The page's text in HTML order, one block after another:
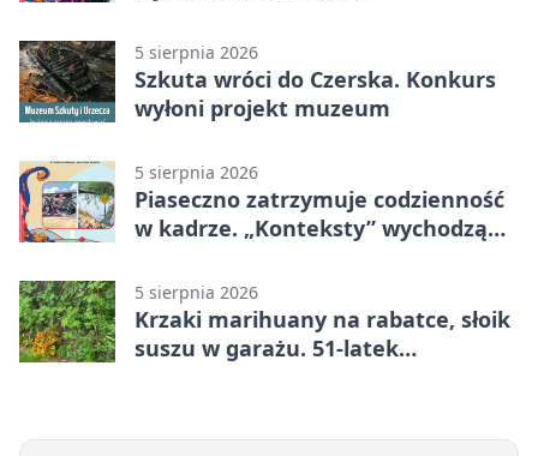
5 sierpnia 2026
Szkuta wróci do Czerska. Konkurs
wyłoni projekt muzeum
5 sierpnia 2026
Piaseczno zatrzymuje codzienność
w kadrze. „Konteksty” wychodzą
5 sierpnia 2026
Krzaki marihuany na rabatce, słoik
suszu w garażu. 51-latek